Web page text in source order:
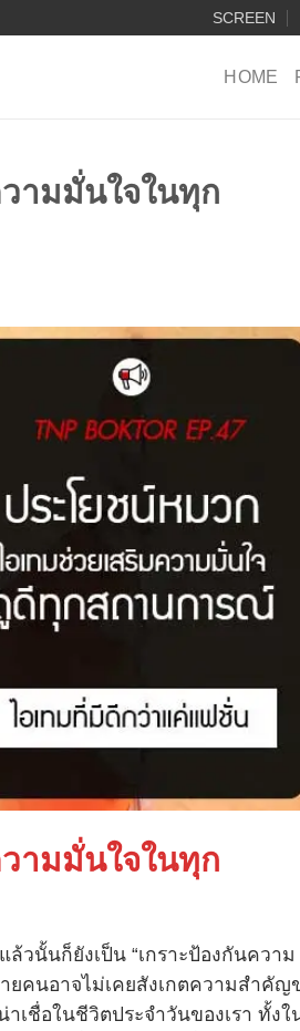
SCREEN
HOME
ามมั่นใจในทุก
ามมั่นใจในทุก
วนั้นก็ยังเป็น “เกราะป้องกันความ
ยคนอาจไม่เคยสังเกตความสำคัญ
ชื่อในชีวิตประจำวันของเรา ทั้งใ